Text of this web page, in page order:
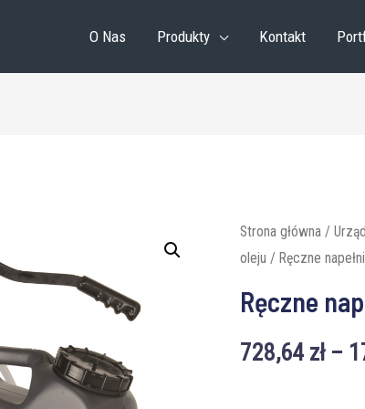
O Nas Produkty Kontakt
Strona główna /
oleju / Ręczne
Ręczne
728,64 zł–